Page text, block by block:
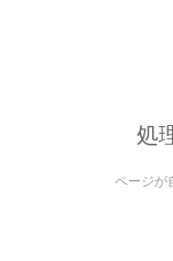
処
ページが